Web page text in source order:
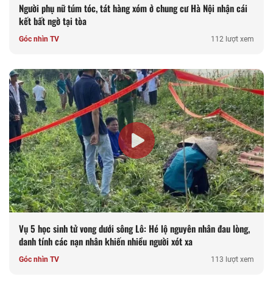
Người phụ nữ túm tóc, tát hàng xóm ở chung cư Hà Nội nhận cái
kết bất ngờ tại tòa
Góc nhìn TV 112 lượt xem
Vụ 5 học sinh tử vong dưới sông Lô: Hé lộ nguyên nhân đau lòng,
danh tính các nạn nhân khiến nhiều người xót xa
Góc nhìn TV 113 lượt xem